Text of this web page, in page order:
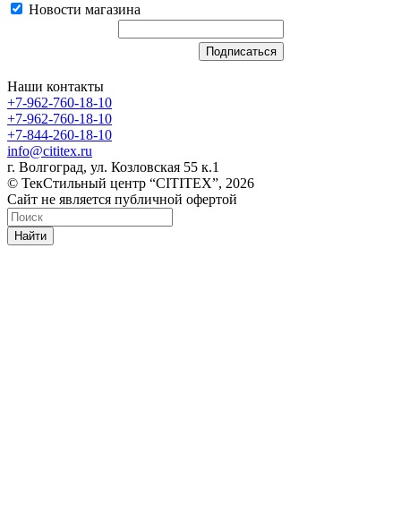
Новости магазина
Наши контакты
+7-962-760-18-10
+7-962-760-18-10
+7-844-260-18-10
info@cititex.ru
г. Волгоград, ул. Козловская 55 к.1
© ТекСтильный центр “CITITEX”, 2026
Сайт не является публичной офертой
Найти